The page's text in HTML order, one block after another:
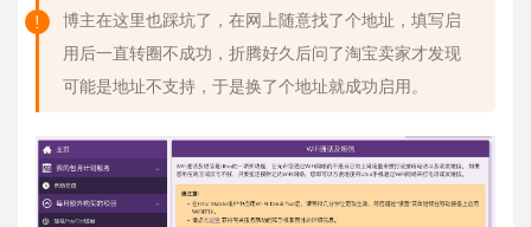
博主在这里也踩坑了，在网上随意找了个地址，填写启
用后一直转圈不成功，折腾好久后问了淘宝卖家才发现
可能是地址不支持，于是换了个地址就成功启用。